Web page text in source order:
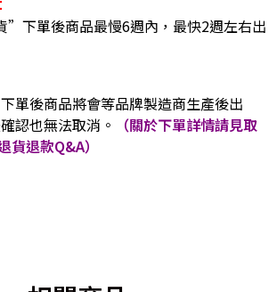
下單後商品最慢6週內，最快2週左右出
單後商品將會等品牌製造商生產後出
認也無法取消。
（關於下單詳情請見取
退款Q&A）